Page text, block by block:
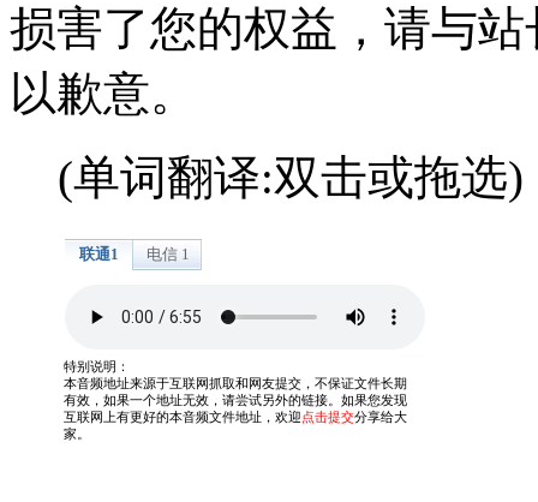
损害了您的权益，请与
以歉意。
(单词翻译:双击或拖选)